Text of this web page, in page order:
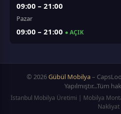
09:00 – 21:00
Pazar
09:00 – 21:00 ● AÇIK
© 2026Gübül Mobilya–
Yapılmıştır...Tüm
İstanbul Mobilya Üretimi | Mobilya
Nakliyat